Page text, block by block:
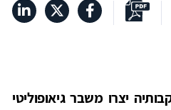
יצרו משבר גיאופוליטי